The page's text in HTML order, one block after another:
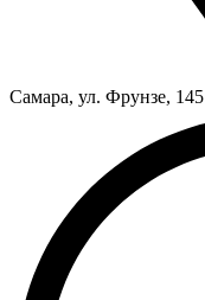
Самара, ул. Фрунзе, 145